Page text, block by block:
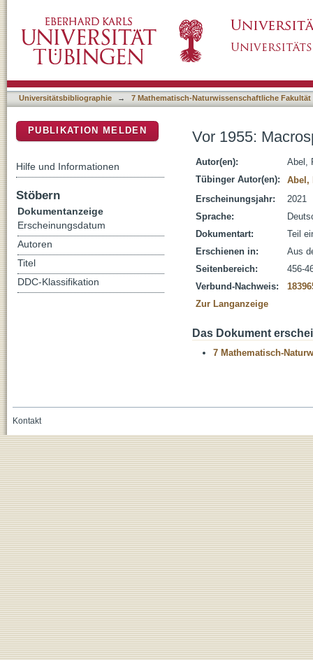
Universitätsbibliographie → 7 Mathematisch-Naturwissenschaftliche Fakultät
Vor 1955:
Autor(en):
Abel,
Tübinger Autor(en):
Abel,
Erscheinungsjahr:
2021
Sprache:
Dokumentart:
Teil
Erschienen in:
Aus
Seitenbereich:
456-
Verbund-Nachweis:
Zur Langanzeige
Das Dokument
7 Mathematisch-
PUBLIKATION MELDEN
Hilfe und Informationen
Stöbern
Dokumentanzeige
Erscheinungsdatum
Autoren
Titel
DDC-Klassifikation
Kontakt